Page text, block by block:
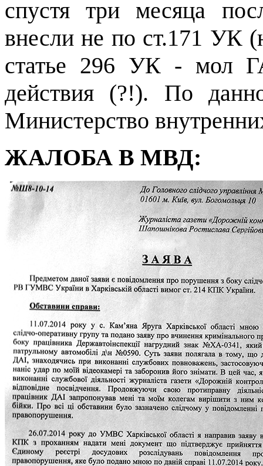
спустя три месяца
внесли не по ст.171 УК
статье 296 УК - мол
действия (?!). По
Министерство
ЖАЛОБА В МВД: